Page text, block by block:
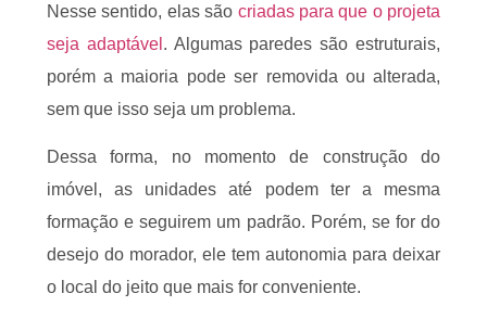
Nesse sentido, elas são criadas para que o projeta
seja adaptável . Algumas paredes são estruturais,
porém a maioria pode ser removida ou alterada,
sem que isso seja um problema.
Dessa forma, no momento de construção do
imóvel, as unidades até podem ter a mesma
formação e seguirem um padrão. Porém, se for do
desejo do morador, ele tem autonomia para deixar
o local do jeito que mais for conveniente.